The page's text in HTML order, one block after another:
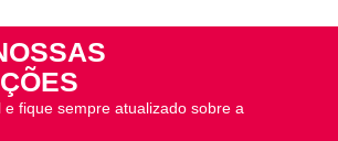
fique sempre atualizado sobre a